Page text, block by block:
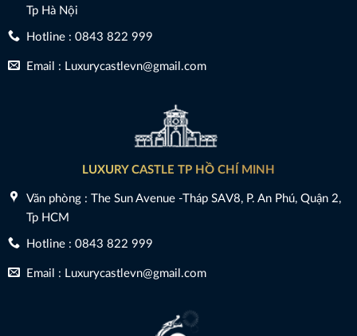
Tp Hà Nội
Hotline : 0843 822 999
Email : Luxurycastlevn@gmail.com
LUXURY CASTLE TP HỒ CHÍ MINH
Văn phòng : The Sun Avenue -Tháp SAV8, P. An Phú, Quận 2,
Tp HCM
Hotline : 0843 822 999
Email : Luxurycastlevn@gmail.com